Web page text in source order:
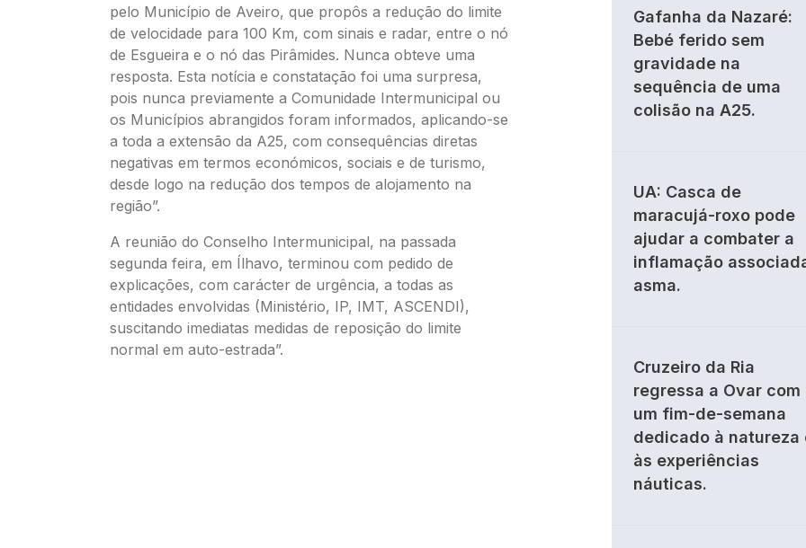
pelo Município de Aveiro, que propôs a redução do limite
de velocidade para 100 Km, com sinais e radar, entre o nó
de Esgueira e o nó das Pirâmides. Nunca obteve uma
resposta. Esta notícia e constatação foi uma surpresa,
pois nunca previamente a Comunidade Intermunicipal ou
os Municípios abrangidos foram informados, aplicando-se
a toda a extensão da A25, com consequências diretas
negativas em termos económicos, sociais e de turismo,
desde logo na redução dos tempos de alojamento na
região”.
A reunião do Conselho Intermunicipal, na passada
segunda feira, em Ílhavo, terminou com pedido de
explicações, com carácter de urgência, a todas as
entidades envolvidas (Ministério, IP, IMT, ASCENDI),
suscitando imediatas medidas de reposição do limite
normal em auto-estrada”.
Gafanha da Nazaré:
Bebé ferido sem
gravidade na
sequência de uma
colisão na A25.
UA: Casca de
maracujá-roxo pode
ajudar a combater a
inflamação
asma.
Cruzeiro da Ria
regressa a Ovar com
um fim-de-semana
dedicado à natureza
às experiências
náuticas.